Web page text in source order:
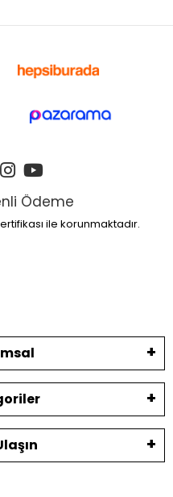
Ödeme
ile korunmaktadır.